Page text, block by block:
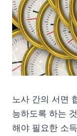
노사 간의 서면
능하도록 하는
해야 필요한 소